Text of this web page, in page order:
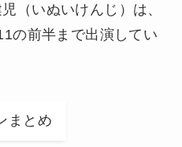
（いぬいけんじ）は、
の前半まで出演してい
まとめ